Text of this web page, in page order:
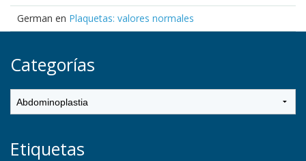
German en Plaquetas: valores normales
Categorías
Etiquetas